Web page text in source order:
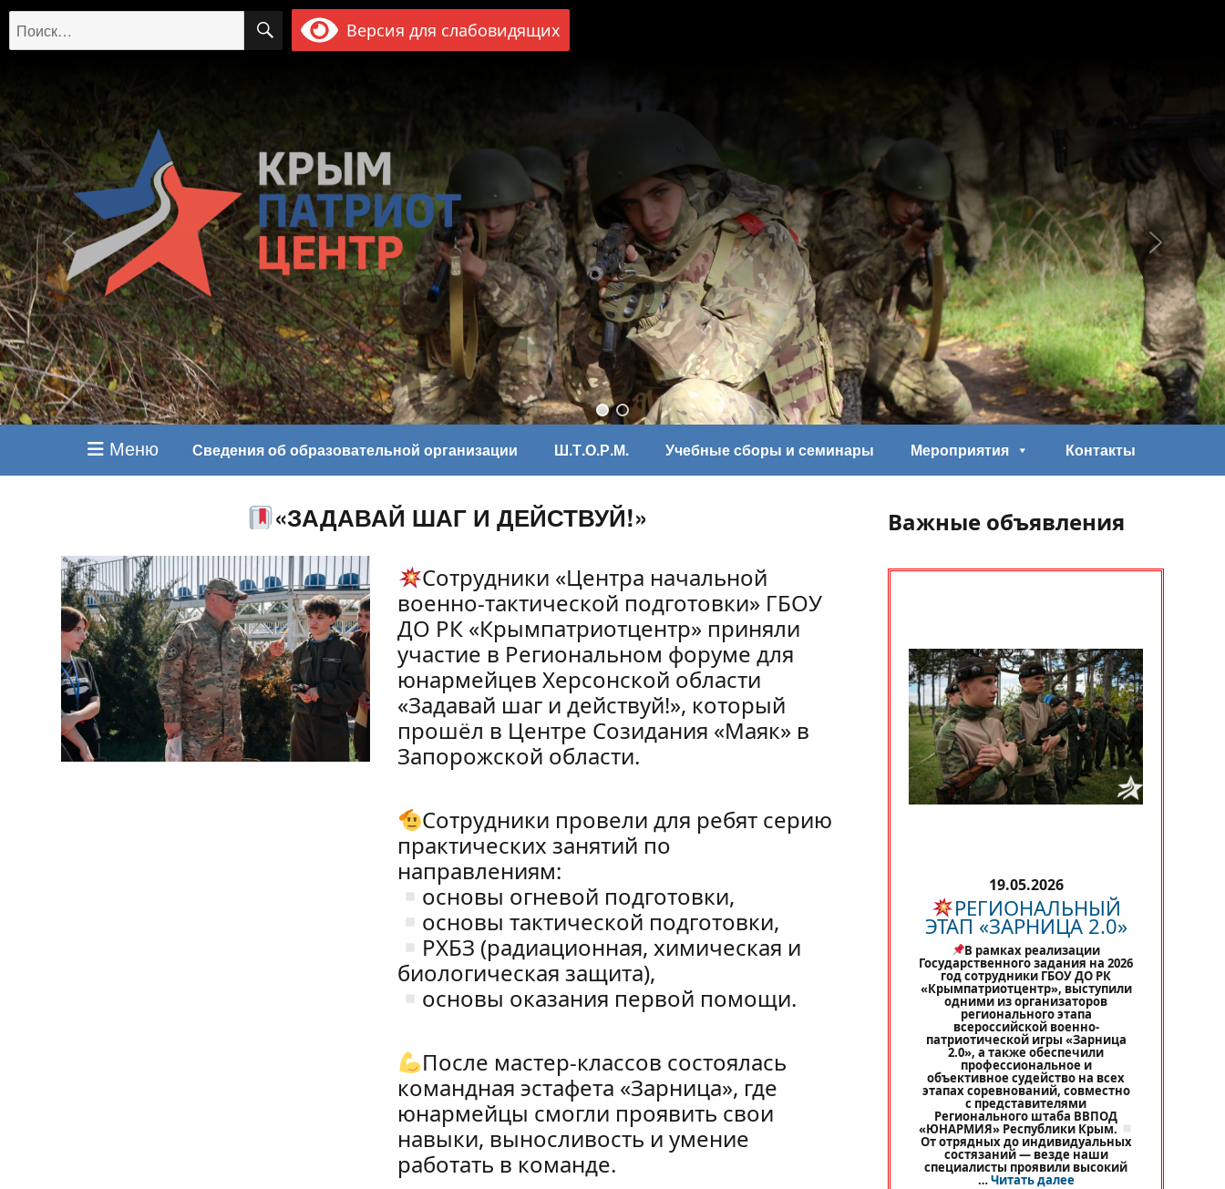
Искать: ПОИСК
Версия для слабовидящих
Меню Сведения об образовательной организации Ш.Т.О.Р.М. Учебные сборы и семинары Мероприятия Контакты
«ЗАДАВАЙ ШАГ И ДЕЙСТВУЙ!»
Сотрудники «Центра начальной
военно-тактической подготовки» ГБОУ
ДО РК «Крымпатриотцентр» приняли
участие в Региональном форуме для
юнармейцев Херсонской области
«Задавай шаг и действуй!», который
прошёл в Центре Созидания «Маяк» в
Запорожской области.
Сотрудники провели для ребят серию
практических занятий по
направлениям:
основы огневой подготовки,
основы тактической подготовки,
РХБЗ (радиационная, химическая и
биологическая защита),
основы оказания первой помощи.
После мастер-классов состоялась
командная эстафета «Зарница», где
юнармейцы смогли проявить свои
навыки, выносливость и умение
работать в команде.
Важные объявления
19.05.2026
РЕГИОНАЛЬНЫЙ
ЭТАП «ЗАРНИЦА 2.0»
В рамках реализации
Государственного задания на 2026
год сотрудники ГБОУ ДО РК
«Крымпатриотцентр», выступили
одними из организаторов
регионального этапа
всероссийской военно-
патриотической игры «Зарница
2.0», а также обеспечили
профессиональное и
объективное судейство на всех
этапах соревнований, совместно
с представителями
Регионального штаба ВВПОД
«ЮНАРМИЯ» Республики Крым.
От отрядных до индивидуальных
состязаний — везде наши
специалисты проявили высокий
…Читать далее«